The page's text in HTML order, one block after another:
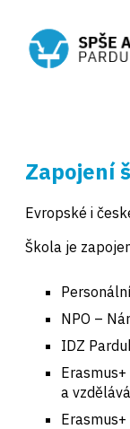
Zapojení
Evropské i
Škola je
NPO –
IDZ
a